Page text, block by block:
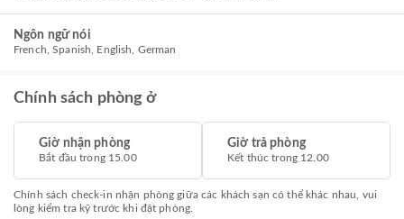
Ngôn ngữ nói
French, Spanish, English, German
Chính sách phòng ở
Giờ nhận phòng
Bắt đầu trong 15.00
Giờ trả phòng
Kết thúc trong 12.00
Chính sách check-in nhận phòng giữa các khách sạn có thể khác nhau, vui
lòng kiểm tra kỹ trước khi đặt phòng.